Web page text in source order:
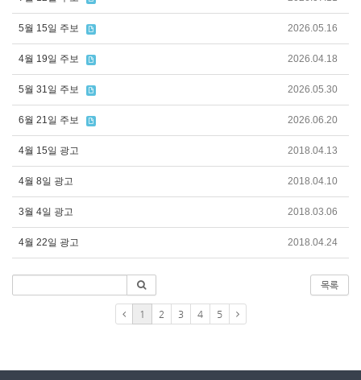
5월 15일 주보 2026.05.16
4월 19일 주보 2026.04.18
5월 31일 주보 2026.05.30
6월 21일 주보 2026.06.20
4월 15일 광고 2018.04.13
4월 8일 광고 2018.04.10
3월 4일 광고 2018.03.06
4월 22일 광고 2018.04.24
목록
1 2 3 4 5